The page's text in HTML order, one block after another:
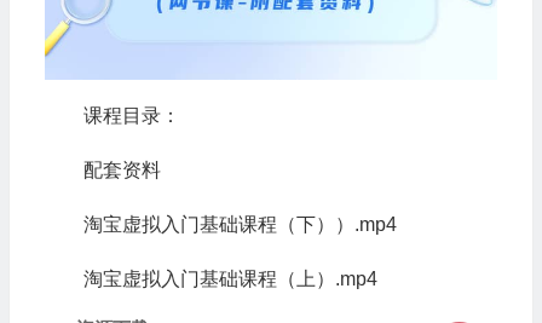
课程目录：
配套资料
淘宝虚拟入门基础课程（下））.mp4
淘宝虚拟入门基础课程（上）.mp4